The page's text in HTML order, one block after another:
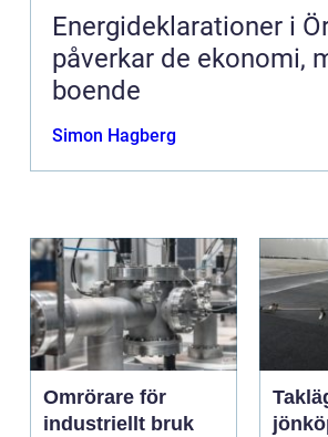
Energideklarationer i
påverkar de ekonomi,
boende
Simon Hagberg
Omrörare för
industriellt bruk